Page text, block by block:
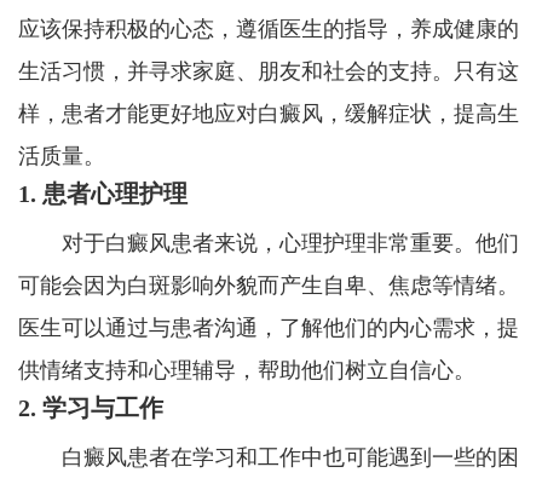
应该保持积极的心态，遵循医生的指导，养成健康的
生活习惯，并寻求家庭、朋友和社会的支持。只有这
样，患者才能更好地应对白癜风，缓解症状，提高生
活质量。
1. 患者心理护理
对于白癜风患者来说，心理护理非常重要。他们
可能会因为白斑影响外貌而产生自卑、焦虑等情绪。
医生可以通过与患者沟通，了解他们的内心需求，提
供情绪支持和心理辅导，帮助他们树立自信心。
2. 学习与工作
白癜风患者在学习和工作中也可能遇到一些的困